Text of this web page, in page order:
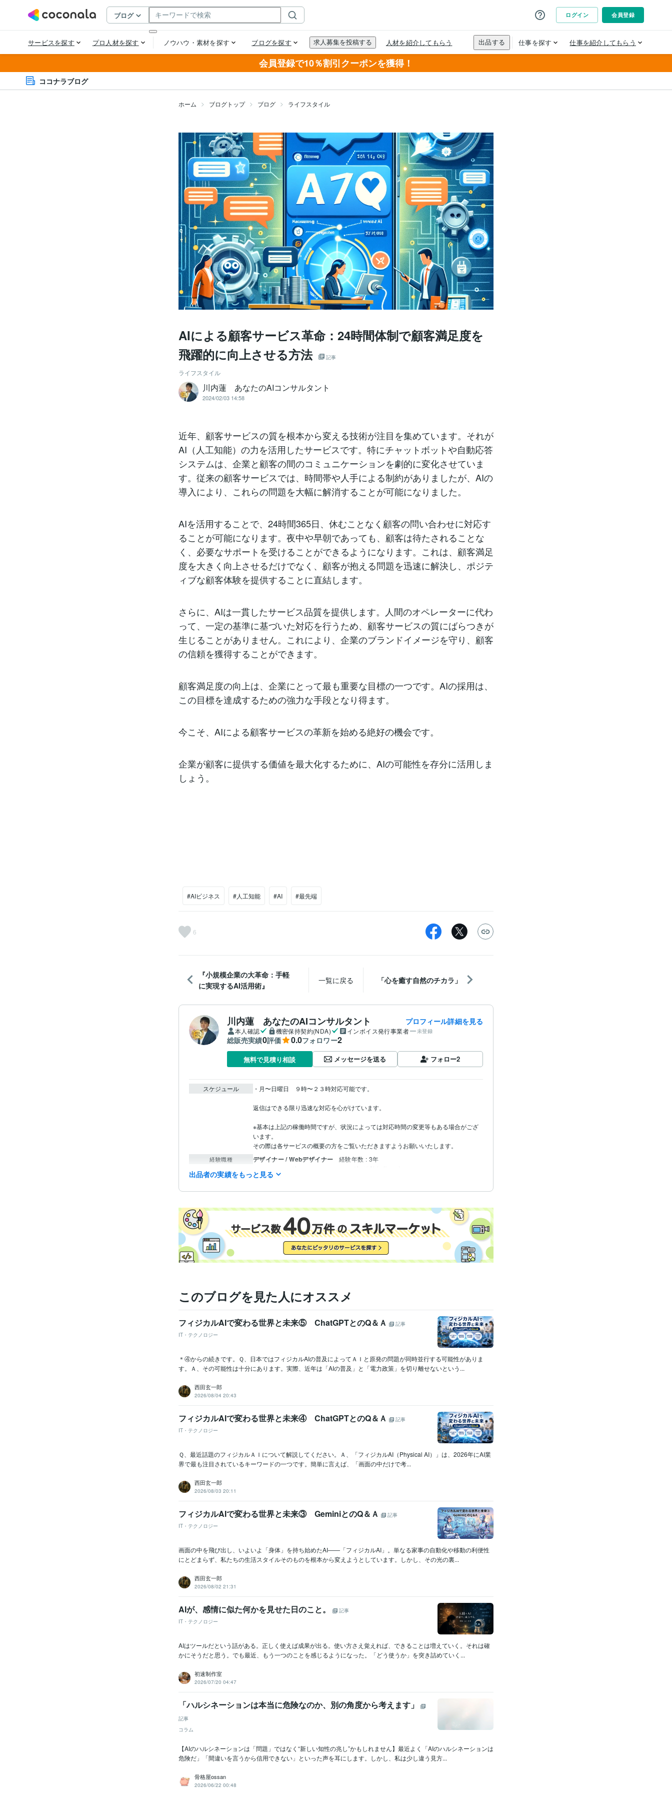
会員登録で10％割引クーポンを獲得！
ココナラブログ
ホーム ブログトップ ブログ ライフスタイル
AIによる顧客サービス革命：24時間体制で顧客満足度を
飛躍的に向上させる方法
記事
ライフスタイル
川内蓮 あなたのAIコンサルタント
2024/02/03 14:58
近年、顧客サービスの質を根本から変える技術が注目を集めています。それが
AI（人工知能）の力を活用したサービスです。特にチャットボットや自動応答
システムは、企業と顧客の間のコミュニケーションを劇的に変化させていま
す。従来の顧客サービスでは、時間帯や人手による制約がありましたが、AIの
導入により、これらの問題を大幅に解消することが可能になりました。
AIを活用することで、24時間365日、休むことなく顧客の問い合わせに対応す
ることが可能になります。夜中や早朝であっても、顧客は待たされることな
く、必要なサポートを受けることができるようになります。これは、顧客満足
度を大きく向上させるだけでなく、顧客が抱える問題を迅速に解決し、ポジテ
ィブな顧客体験を提供することに直結します。
さらに、AIは一貫したサービス品質を提供します。人間のオペレーターに代わ
って、一定の基準に基づいた対応を行うため、顧客サービスの質にばらつきが
生じることがありません。これにより、企業のブランドイメージを守り、顧客
の信頼を獲得することができます。
顧客満足度の向上は、企業にとって最も重要な目標の一つです。AIの採用は、
この目標を達成するための強力な手段となり得ます。
今こそ、AIによる顧客サービスの革新を始める絶好の機会です。
企業が顧客に提供する価値を最大化するために、AIの可能性を存分に活用しま
しょう。
#AIビジネス #人工知能 #AI #最先端
6
『小規模企業の大革命：手軽
に実現するAI活用術』
一覧に戻る 「心を癒す自然のチカラ」
川内蓮 あなたのAIコンサルタント プロフィール詳細を見る
本人確認 機密保持契約(NDA) インボイス発行事業者 未登録
総販売実績0評価 0.0フォロワー2
無料で見積り相談 メッセージを送る フォロー2
スケジュール ・月〜日曜日    ９時〜２３時対応可能です。
返信はできる限り迅速な対応を心がけています。
※基本は上記の稼働時間ですが、状況によっては対応時間の変更等もある場合がござ
います。
経験職種 デザイナー / Webデザイナー 経験年数 : 3年
マーケティング / SNSマーケティング
営業 / 代理店・加盟店営業
カスタマーサポート・カスタマーサクセス / カスタマーサクセス
資格・検定 JDPA認定メンタル心理カウンセラー 取得年 : 2021年
ビジネス・クリエイ
ティブツール
Excel:6年Google サイト:3年Google スプレッドシート:3年Google スライド:3年
Google ドキュメント:3年Numbers:3年Pages:3年PowerPoint:3年Word:3年
Stable Diffusion:1年ChatGPT:2年Midjourney:1年
DALL-E:1年
niji・journey:1年CapCut:5年iMovie:8年Vrew:1年
出品者の実績をもっと見る
このブログを見た人にオススメ
フィジカルAIで変わる世界と未来⑤ ChatGPTとのQ＆Ａ
記事
IT・テクノロジー
＊④からの続きです。Ｑ、日本ではフィジカルAIの普及によってＡＩと原発の問題が同時並行する可能性がありま
す。Ａ、その可能性は十分にあります。実際、近年は「AIの普及」と「電力政策」を切り離せないという...
西田玄一郎
2026/08/04 20:43
フィジカルAIで変わる世界と未来④ ChatGPTとのQ＆Ａ
記事
IT・テクノロジー
Ｑ、最近話題のフィジカルＡＩについて解説してください。Ａ、「フィジカルAI（Physical AI）」は、2026年にAI業
界で最も注目されているキーワードの一つです。簡単に言えば、「画面の中だけで考...
西田玄一郎
2026/08/03 20:11
フィジカルAIで変わる世界と未来③ GeminiとのQ＆Ａ
記事
IT・テクノロジー
画面の中を飛び出し、いよいよ「身体」を持ち始めたAI——「フィジカルAI」。単なる家事の自動化や移動の利便性
にとどまらず、私たちの生活スタイルそのものを根本から変えようとしています。しかし、その光の裏...
西田玄一郎
2026/08/02 21:31
AIが、感情に似た何かを見せた日のこと。
記事
IT・テクノロジー
AIはツールだという話がある。正しく使えば成果が出る。使い方さえ覚えれば、できることは増えていく。それは確
かにそうだと思う。でも最近、もう一つのことを感じるようになった。「どう使うか」を突き詰めていく...
初速制作室
2026/07/20 04:47
「ハルシネーションは本当に危険なのか、別の角度から考えます」
記事
コラム
【AIのハルシネーションは「問題」ではなく“新しい知性の兆し”かもしれません】最近よく「AIのハルシネーションは
危険だ」「間違いを言うから信用できない」といった声を耳にします。しかし、私は少し違う見方...
骨格屋ossan
2026/06/22 00:48